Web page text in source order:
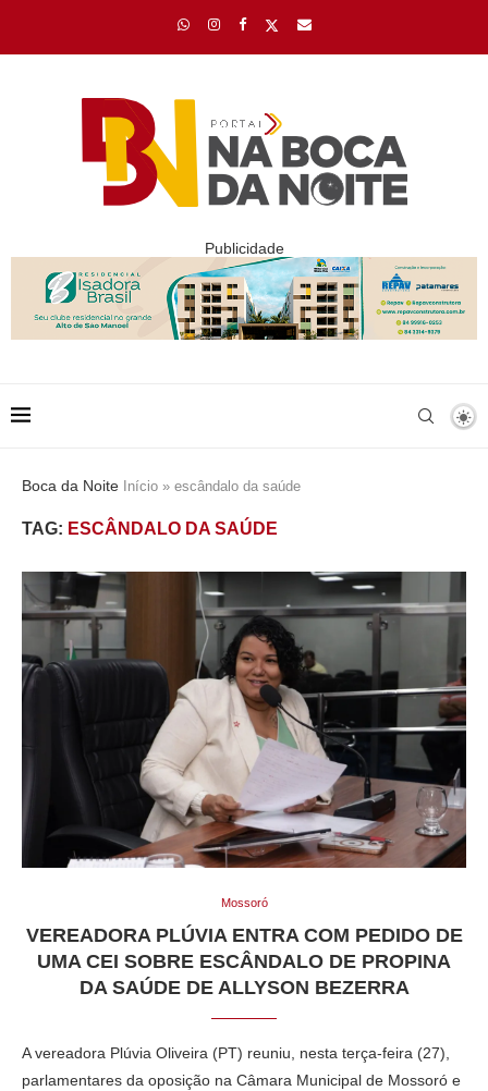
Publicidade
Boca da Noite Início » escândalo da saúde
TAG: ESCÂNDALO DA SAÚDE
Mossoró
VEREADORA PLÚVIA ENTRA COM PEDIDO DE
UMA CEI SOBRE ESCÂNDALO DE PROPINA
DA SAÚDE DE ALLYSON BEZERRA
A vereadora Plúvia Oliveira (PT) reuniu, nesta terça-feira (27),
parlamentares da oposição na Câmara Municipal de Mossoró e